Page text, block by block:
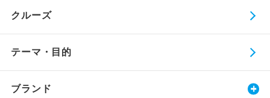
クルーズ
テーマ・目的
ブランド